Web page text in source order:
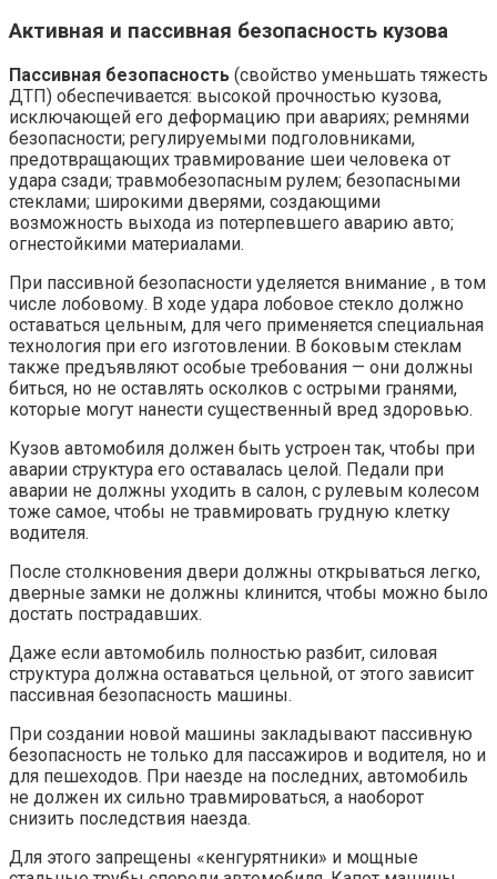
Активная и пассивная безопасность кузова
Пассивная безопасность (свойство уменьшать тяжесть
ДТП) обеспечивается: высокой прочностью кузова,
исключающей его деформацию при авариях; ремнями
безопасности; регулируемыми подголовниками,
предотвращающих травмирование шеи человека от
удара сзади; травмобезопасным рулем; безопасными
стеклами; широкими дверями, создающими
возможность выхода из потерпевшего аварию авто;
огнестойкими материалами.
При пассивной безопасности уделяется внимание , в том
числе лобовому. В ходе удара лобовое стекло должно
оставаться цельным, для чего применяется специальная
технология при его изготовлении. В боковым стеклам
также предъявляют особые требования — они должны
биться, но не оставлять осколков с острыми гранями,
которые могут нанести существенный вред здоровью.
Кузов автомобиля должен быть устроен так, чтобы при
аварии структура его оставалась целой. Педали при
аварии не должны уходить в салон, с рулевым колесом
тоже самое, чтобы не травмировать грудную клетку
водителя.
После столкновения двери должны открываться легко,
дверные замки не должны клинится, чтобы можно было
достать пострадавших.
Даже если автомобиль полностью разбит, силовая
структура должна оставаться цельной, от этого зависит
пассивная безопасность машины.
При создании новой машины закладывают пассивную
безопасность не только для пассажиров и водителя, но и
для пешеходов. При наезде на последних, автомобиль
не должен их сильно травмироваться, а наоборот
снизить последствия наезда.
Для этого запрещены «кенгурятники» и мощные